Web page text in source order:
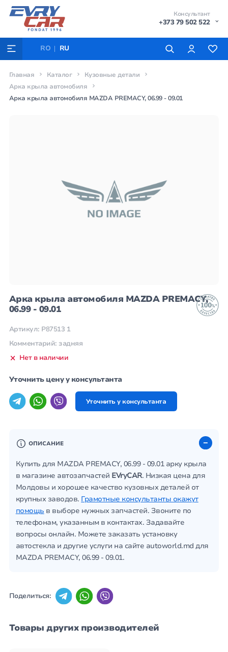
Консультант
+373 79 502 522
RO RU
Главная Каталог
Кузовные детали
Арка крыла автомобиля
Арка крыла автомобиля MAZDA PREMACY, 06.99 - 09.01
Арка крыла автомобиля MAZDA PREMACY,
06.99 - 09.01
Артикул: P87513 1
Комментарий: задняя
Нет в наличии
Уточнить цену у консультанта
Уточнить у консультанта
ОПИСАНИЕ
Купить для MAZDA PREMACY, 06.99 - 09.01 арку крыла
в магазине автозапчастей EVryCAR. Низкая цена для
Молдовы и хорошее качество кузовных деталей от
крупных заводов. Грамотные консультанты окажут
помощь в выборе нужных запчастей. Звоните по
телефонам, указанным в контактах. Задавайте
вопросы онлайн. Можете заказать установку
автостекла и другие услуги на сайте autoworld.md для
MAZDA PREMACY, 06.99 - 09.01.
Поделиться:
Товары других производителей